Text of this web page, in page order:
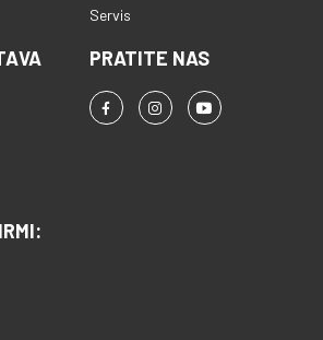
Servis
PRATITE NAS